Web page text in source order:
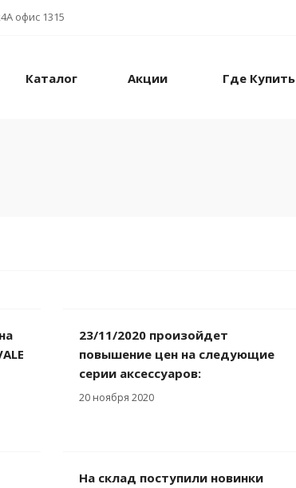
офис 1315
Каталог Акции Где Купить
23/11/2020 произойдет
повышение цен на следующие
серии аксессуаров:
20 ноября 2020
На склад поступили новинки